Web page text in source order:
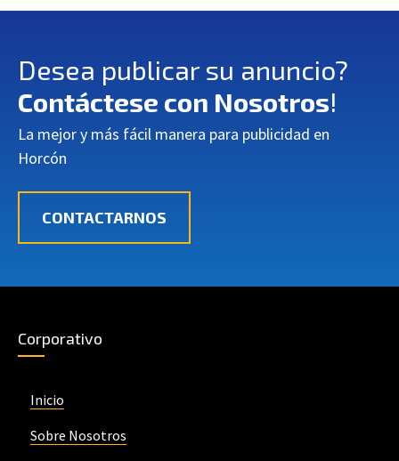
Desea publicar su anuncio?
Contáctese con Nosotros!
La mejor y más fácil manera para publicidad en
Horcón
CONTACTARNOS
Corporativo
Inicio
Sobre Nosotros